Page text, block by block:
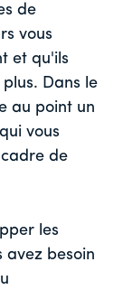
de
vous
et qu'ils
Dans le
au point un
vous
de
les
avez besoin